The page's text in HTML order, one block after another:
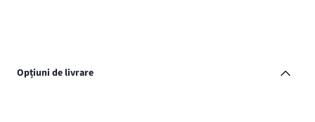
Opțiuni de livrare